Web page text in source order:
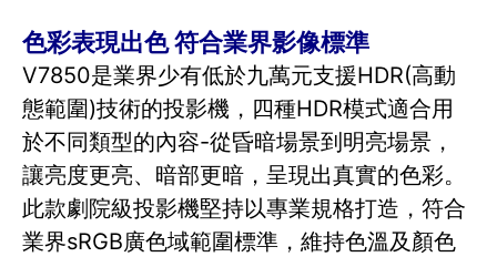
色彩表現出色 符合業界影像標準
V7850是業界少有低於九萬元支援HDR(高動
態範圍)技術的投影機，四種HDR模式適合用
於不同類型的內容-從昏暗場景到明亮場景，
讓亮度更亮、暗部更暗，呈現出真實的色彩。
此款劇院級投影機堅持以專業規格打造，符合
業界sRGB廣色域範圍標準，維持色溫及顏色